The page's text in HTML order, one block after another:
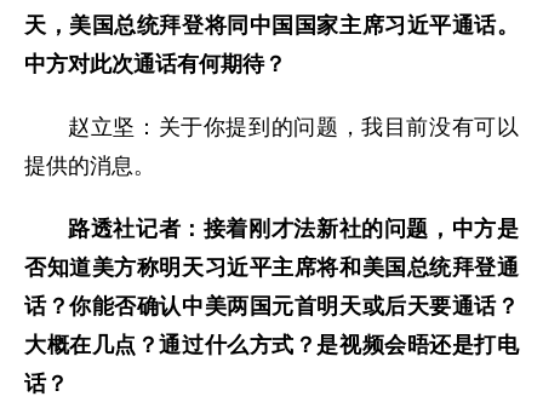
天，美国总统拜登将同中国国家主席习近平通话。
中方对此次通话有何期待？
赵立坚：关于你提到的问题，我目前没有可以
提供的消息。
路透社记者：接着刚才法新社的问题，中方是
否知道美方称明天习近平主席将和美国总统拜登通
话？你能否确认中美两国元首明天或后天要通话？
大概在几点？通过什么方式？是视频会晤还是打电
话？